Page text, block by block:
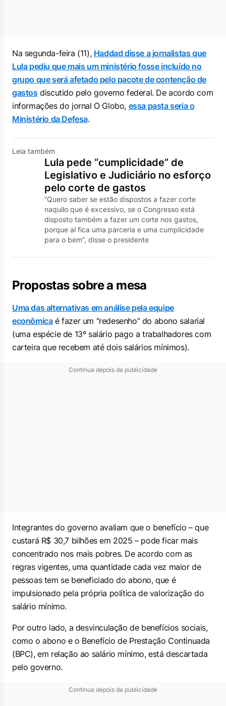
Na segunda-feira (11), Haddad disse a jornalistas que
Lula pediu que mais um ministério fosse incluído no
grupo que será afetado pelo pacote de contenção de
gastosdiscutido pelo governo federal. De acordo com
informações do jornal O Globo, essa pasta seria o
Ministério da Defesa.
Leia também
Lula pede “cumplicidade” de
Legislativo e Judiciário no esforço
pelo corte de gastos
“Quero saber se estão dispostos a fazer corte
naquilo que é excessivo, se o Congresso está
disposto também a fazer um corte nos gastos,
porque aí fica uma parceria e uma cumplicidade
para o bem”, disse o presidente
Propostas sobre a mesa
Uma das alternativas em análise pela equipe
econômicaé fazer um “redesenho” do abono salarial
(uma espécie de 13º salário pago a trabalhadores com
carteira que recebem até dois salários mínimos).
Continua depois da publicidade
Integrantes do governo avaliam que o benefício – que
custará R$ 30,7 bilhões em 2025 – pode ficar mais
concentrado nos mais pobres. De acordo com as
regras vigentes, uma quantidade cada vez maior de
pessoas tem se beneficiado do abono, que é
impulsionado pela própria política de valorização do
salário mínimo.
Por outro lado, a desvinculação de benefícios sociais,
como o abono e o Benefício de Prestação Continuada
(BPC), em relação ao salário mínimo, está descartada
pelo governo.
Continua depois da publicidade